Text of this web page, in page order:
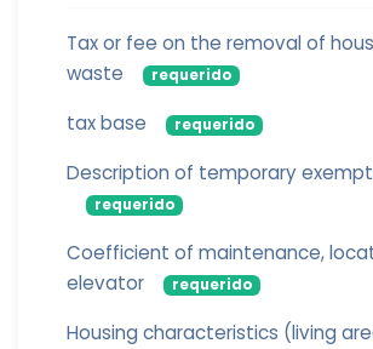
Tax or fee on the removal of
waste
requerido
tax base requerido
Description of temporary
requerido
Coefficient of maintenance,
elevator
requerido
Housing characteristics (living